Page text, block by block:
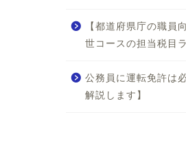
【都道府県庁の職員
世コースの担当税目
公務員に運転免許は
解説します】